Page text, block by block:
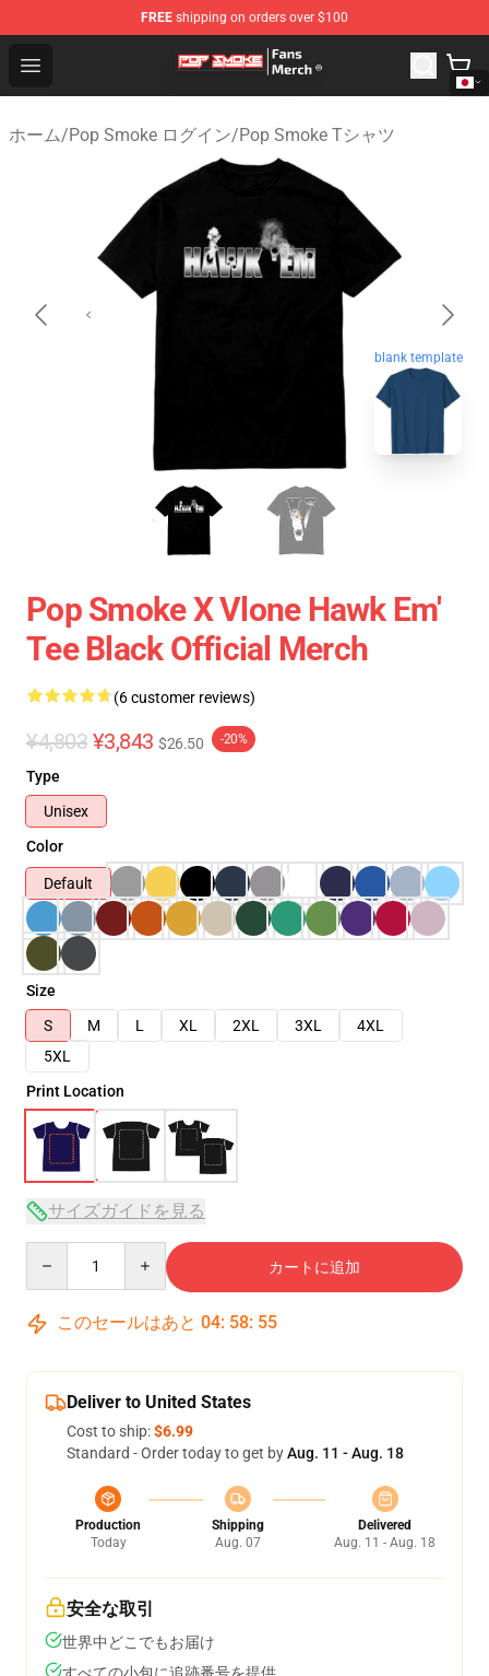
FREE shipping on orders over $100
Open menu
Pop Smoke Store - Official Pop Smoke Merchandise
ホーム/Pop Smoke ログイン/Pop Smoke Tシャツ
blank template
Pop Smoke X Vlone Hawk Em'
Tee Black Official Merch
(6 customer reviews)
¥4,803 ¥3,843 $26.50 -20%
Type
Unisex
Color
Default
Size
S
M L XL 2XL 3XL
4XL
5XL
Print Location
サイズガイドを見る
カートに追加
このセールはあと 04: 58: 54
Deliver to United States
Cost to ship:$6.99
Standard - Order today to get byAug. 11 - Aug. 18
Production
Today
Shipping
Aug. 07
Delivered
Aug. 11 - Aug. 18
安全な取引
世界中どこでもお届け